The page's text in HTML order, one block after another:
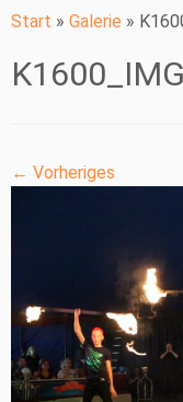
Inhalt
Start » Galerie »
← Vorheriges